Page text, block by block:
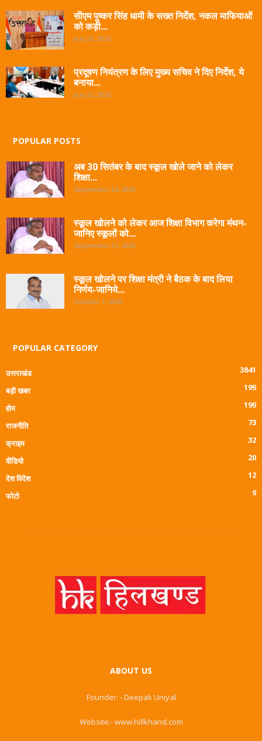
सीएम पुष्कर सिंह धामी के सख्त निर्देश, नकल माफियाओं
को कड़ी...
July 23, 2026
प्रदूषण नियंत्रण के लिए मुख्य सचिव ने दिए निर्देश, ये
बनाया...
July 22, 2026
POPULAR POSTS
अब 30 सितंबर के बाद स्कूल खोले जाने को लेकर
शिक्षा...
September 24, 2020
स्कूल खोलने को लेकर आज शिक्षा विभाग करेगा मंथन-
जानिए स्कूलों को...
September 21, 2020
स्कूल खोलने पर शिक्षा मंत्री ने बैठक के बाद लिया
निर्णय-जानिये...
October 1, 2020
POPULAR CATEGORY
उत्तराखंड
3841
बड़ी खबर
199
होम
199
राजनीति
73
क्राइम
32
वीडियो
20
देश विदेश
12
फोटो
9
ABOUT US
Founder: - Deepak Uniyal
Website:- www.hillkhand.com